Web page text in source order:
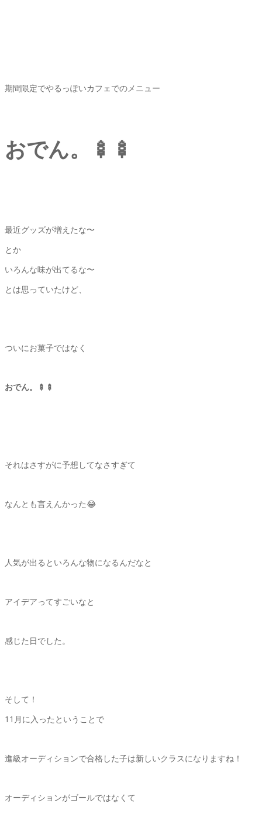
期間限定でやるっぽいカフェでのメニュー
おでん。🍢🍢
最近グッズが増えたな〜
とか
いろんな味が出てるな〜
とは思っていたけど、
ついにお菓子ではなく
おでん。🍢🍢
それはさすがに予想してなさすぎて
なんとも言えんかった😂
人気が出るといろんな物になるんだなと
アイデアってすごいなと
感じた日でした。
そして！
11月に入ったということで
進級オーディションで合格した子は新しいクラスになりますね！
オーディションがゴールではなくて